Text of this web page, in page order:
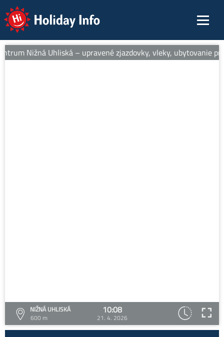
Holiday Info
Nižná Uhliská – upravené zjazdovky, vleky, ubytovanie
NIŽNÁ UHLISKÁ
600 m
10:08
21. 4. 2026